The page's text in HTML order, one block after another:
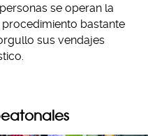
se operan la
bastante
sus vendajes